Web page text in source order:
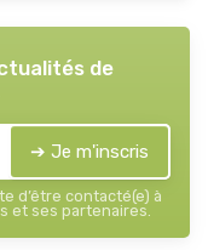
de
➔ Je m'inscris
d’être contacté(e) à
et ses partenaires.